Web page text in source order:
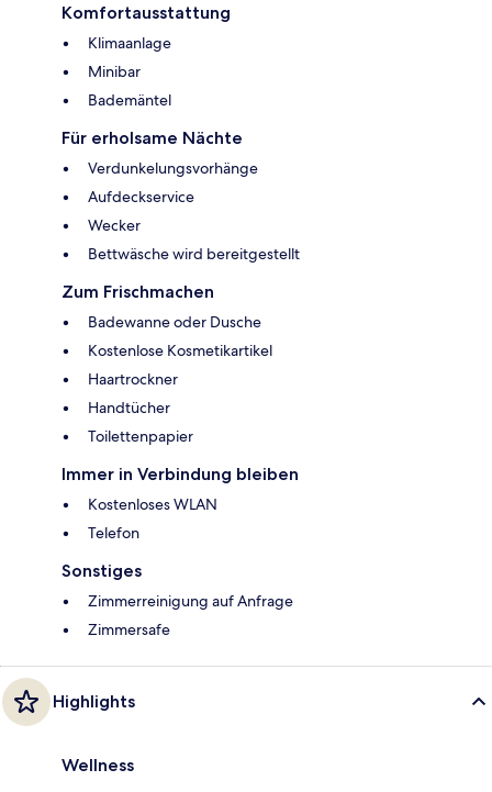
Komfortausstattung
Klimaanlage
Minibar
Bademäntel
Für erholsame Nächte
Verdunkelungsvorhänge
Aufdeckservice
Wecker
Bettwäsche wird bereitgestellt
Zum Frischmachen
Badewanne oder Dusche
Kostenlose Kosmetikartikel
Haartrockner
Handtücher
Toilettenpapier
Immer in Verbindung bleiben
Kostenloses WLAN
Telefon
Sonstiges
Zimmerreinigung auf Anfrage
Zimmersafe
Highlights
Wellness